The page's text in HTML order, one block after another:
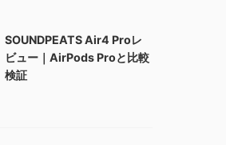
SOUNDPEATS Air4 Proレ
ビュー｜AirPods Proと比較
検証